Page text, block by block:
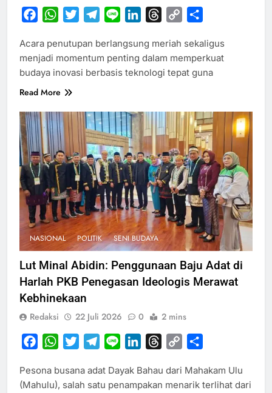
FacebookWhatsApp
TwitterTelegram
Line LinkedInThreads
Copy
Acara penutupan berlangsung meriah sekaligus
menjadi momentum penting dalam memperkuat
budaya inovasi berbasis teknologi tepat guna
Read More
NASIONAL POLITIK SENI BUDAYA
Lut Minal Abidin: Penggunaan Baju Adat di
Harlah PKB Penegasan Ideologis Merawat
Kebhinekaan
Redaksi 22 Juli 2026 0 2 mins
FacebookWhatsApp
TwitterTelegram
Line LinkedInThreads
Copy
Pesona busana adat Dayak Bahau dari Mahakam Ulu
(Mahulu), salah satu penampakan menarik terlihat dari